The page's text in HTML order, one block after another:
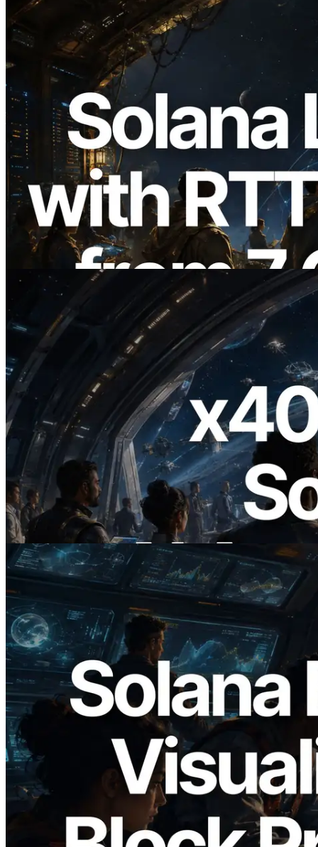
2026.08.05
ERPC erweitert Solana Leader Slot API
um Ping-Messung aus 7 globalen
Regionen — Validators Information API
ebenfalls gestartet
Lesen Sie diesen Artikel
2026.07.04
ERPC startet x402-fähige Solana RPC —
Der Beginn einer Ära, in der KI-Agenten
APIs bei Bedarf bezahlen
Lesen Sie diesen Artikel
2026.05.24
Validators Solutions veröffentlicht Solana
Block Analyzer – Visualisierung der
Blockproduktionszeit pro Slot und der
zugewiesenen Validatoren
Lesen Sie diesen Artikel